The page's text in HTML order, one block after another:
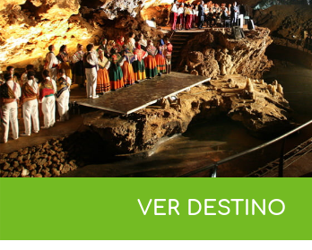
VER DESTINO